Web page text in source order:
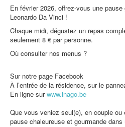
En février 2026, offrez-vous une
Leonardo Da Vinci !
Chaque midi, dégustez un repas
seulement 8 € par personne.
Où consulter nos menus ?
Sur notre page Facebook
À l’entrée de la résidence, sur le
En ligne surwww.inago.be
Que vous veniez seul(e), en couple
pause chaleureuse et gourmande